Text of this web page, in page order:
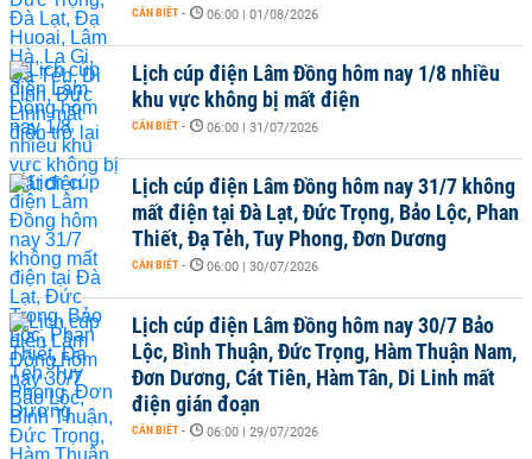
CẦN BIẾT - 06:00 | 01/08/2026
Lịch cúp điện Lâm Đồng hôm nay 1/8 nhiều
khu vực không bị mất điện
CẦN BIẾT - 06:00 | 31/07/2026
Lịch cúp điện Lâm Đồng hôm nay 31/7 không
mất điện tại Đà Lạt, Đức Trọng, Bảo Lộc, Phan
Thiết, Đạ Tẻh, Tuy Phong, Đơn Dương
CẦN BIẾT - 06:00 | 30/07/2026
Lịch cúp điện Lâm Đồng hôm nay 30/7 Bảo
Lộc, Bình Thuận, Đức Trọng, Hàm Thuận Nam,
Đơn Dương, Cát Tiên, Hàm Tân, Di Linh mất
điện gián đoạn
CẦN BIẾT - 06:00 | 29/07/2026